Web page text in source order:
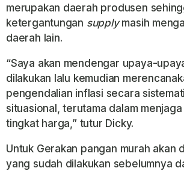
merupakan daerah produsen
ketergantungan supplymasih
daerah lain.
“Saya akan mendengar upaya-
dilakukan lalu kemudian
pengendalian inflasi secara
situasional, terutama dalam menjaga
tingkat harga,” tutur Dicky.
Untuk Gerakan pangan murah akan
yang sudah dilakukan sebelumnya